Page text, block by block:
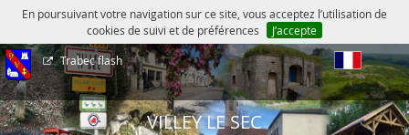
En poursuivant votre navigation sur ce site, vous acceptez l’utilisation de
cookies de suivi et de préférences
J’accepte
Trabec flash
VILLEY LE SEC